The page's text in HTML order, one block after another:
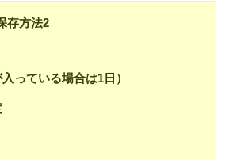
存方法2
入っている場合は1日）